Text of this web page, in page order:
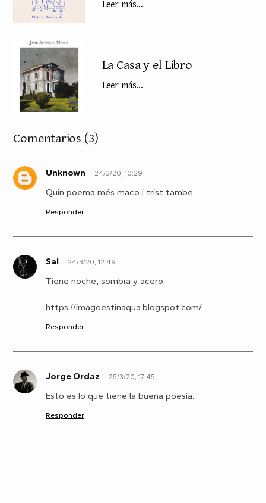
Leer más...
La Casa y el Libro
Leer más...
Comentarios (3)
U Unknown 24/3/20, 10:29
Quin poema més maco i trist també...
Responder
S Sal 24/3/20, 12:49
Tiene noche, sombra y acero.
https://imagoestinaqua.blogspot.com/
Responder
J Jorge Ordaz 25/3/20, 17:45
Esto es lo que tiene la buena poesía.
Responder